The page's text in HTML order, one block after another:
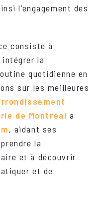
l’engagement des
consiste à
intégrer la
quotidienne en
sur les meilleures
de Montréal a
, aidant ses
la
et à découvrir
et de